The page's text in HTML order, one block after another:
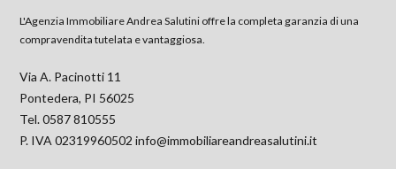
L'Agenzia Immobiliare Andrea Salutini offre la completa garanzia di una
compravendita tutelata e vantaggiosa.
Via A. Pacinotti 11
Pontedera, PI 56025
Tel. 0587 810555
P. IVA 02319960502info@immobiliareandreasalutini.it